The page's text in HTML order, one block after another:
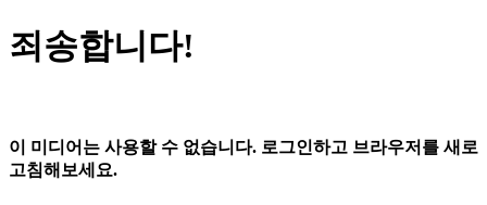
죄송합니다!
이 미디어는 사용할 수 없습니다. 로그인하고 브라우저를 새로
고침해보세요.